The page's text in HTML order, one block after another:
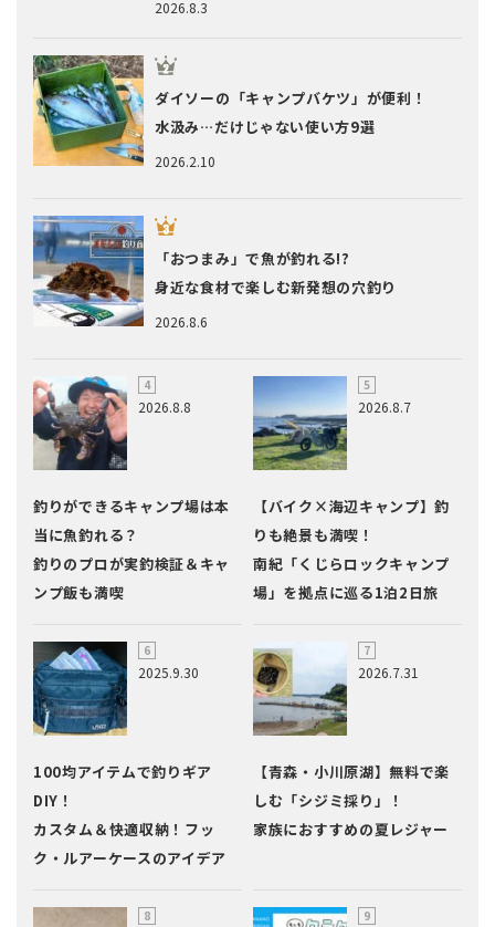
2026.8.3
2026.2.10
ダイソーの「キャンプバケツ」が便利！
水汲み…だけじゃない使い方9選
2026.8.6
「おつまみ」で魚が釣れる!?
身近な食材で楽しむ新発想の穴釣り
2026.8.8
釣りができるキャンプ場は本
当に魚釣れる？
釣りのプロが実釣検証＆キャ
ンプ飯も満喫
2026.8.7
【バイク×海辺キャンプ】釣
りも絶景も満喫！
南紀「くじらロックキャンプ
場」を拠点に巡る1泊2日旅
2025.9.30
100均アイテムで釣りギア
DIY！
カスタム＆快適収納！フッ
ク・ルアーケースのアイデア
2026.7.31
【青森・小川原湖】無料で楽
しむ「シジミ採り」！
家族におすすめの夏レジャー